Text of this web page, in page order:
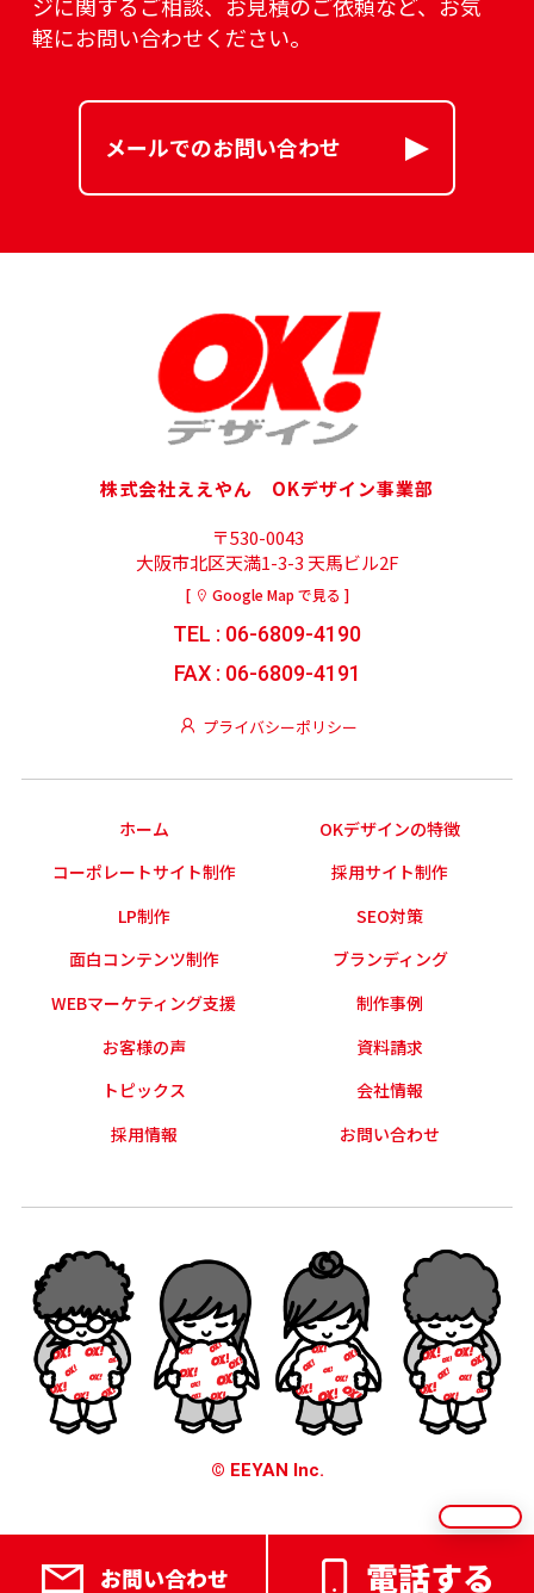
ジに関するご相談、 お見積のご依頼など、お気
軽にお問い合わせください。
メールでのお問い合わせ
株式会社ええやん OKデザイン事業部
〒530-0043
大阪市北区天満1-3-3 天馬ビル2F
[ Google Map で見る ]
TEL : 06-6809-4190
FAX : 06-6809-4191
プライバシーポリシー
ホーム
OKデザインの特徴
コーポレートサイト制作
採用サイト制作
LP制作
SEO対策
面白コンテンツ制作
ブランディング
WEBマーケティング支援
制作事例
お客様の声
資料請求
トピックス
会社情報
採用情報
お問い合わせ
© EEYAN Inc.
お問い合わせ 電話する